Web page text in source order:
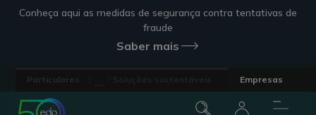
Conheça aqui as medidas de segurança contra tentativas de
fraude
Saber mais
Empresas